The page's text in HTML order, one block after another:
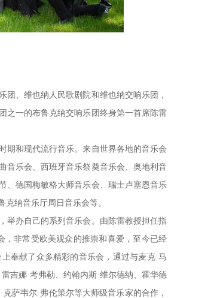
、维也纳人民歌剧院和维也纳交响乐团，
之一的布鲁克纳交响乐团终身第一首席陈雷
和现代流行音乐。来自世界各地的音乐会
音乐会、西班牙音乐祭奠音乐会、奥地利音
、德国梅敏格大师音乐会、瑞士卢塞恩音乐
纳音乐厅周日音乐会等。
办自己的系列音乐会。由陈雷教授担任指
，非常受欧美观众的推崇和喜爱，至今已经
奉献了众多精彩的音乐会，通过与麦克·马
吉娜·考弗勒、约翰内斯·维尔德纳、霍华德
萨韦尔·弗伦策尔等大师级音乐家的合作，